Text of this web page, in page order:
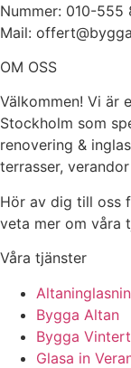
Nummer: 010-555
Mail:
OM OSS
Välkommen! Vi är
Stockholm som
renovering &
terrasser,
Hör av dig till oss
veta mer om våra
Våra tjänster
Bygga Altan
Bygga
Glasa in